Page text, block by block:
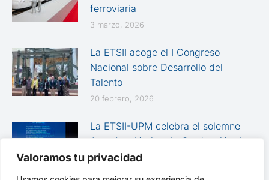
Valoramos tu privacidad
ferroviaria
3 marzo, 2026
La ETSII acoge el I Congreso
Nacional sobre Desarrollo del
Talento
20 febrero, 2026
La ETSII-UPM celebra el solemne
Acto Académico de Graduación de
las promociones 2024-2025